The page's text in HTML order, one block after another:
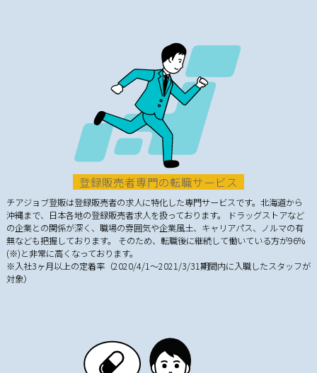
登録販売者専門の転職サービス
チアジョブ登販は登録販売者の求人に特化した専門サービスです。北海道から
沖縄まで、日本各地の登録販売者求人を扱っております。 ドラッグストアなど
の企業との関係が深く、職場の雰囲気や企業風土、キャリアパス、ノルマの有
無なども把握しております。 そのため、転職後に継続して働いている方が96%
(※)と非常に高くなっております。
※入社3ヶ月以上の定着率（2020/4/1～2021/3/31期間内に入職したスタッフが
対象）